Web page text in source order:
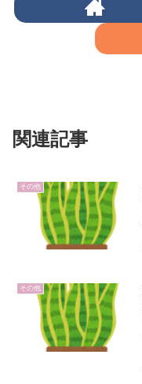
関連記事
その他
その他